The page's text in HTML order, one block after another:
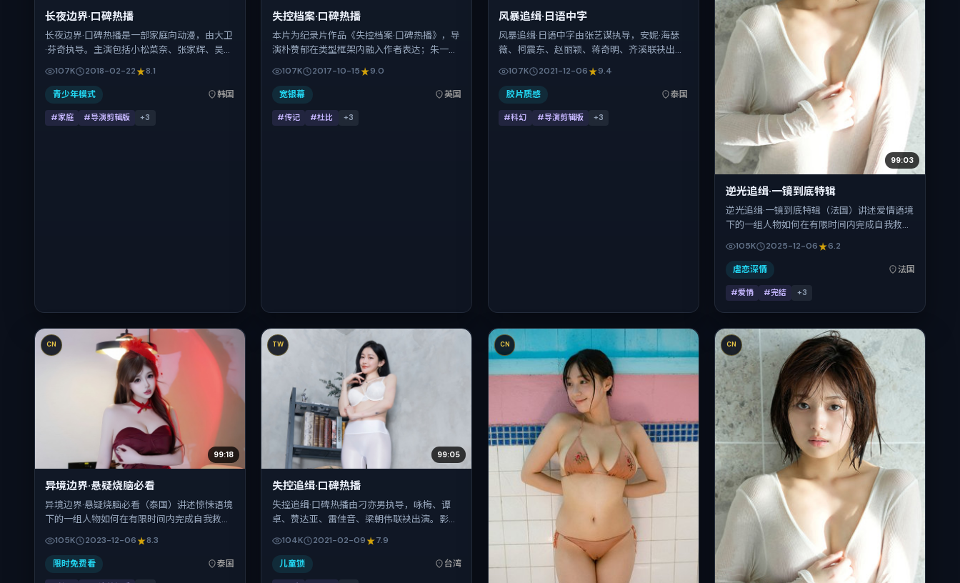
长夜边界·口碑热播
长夜边界·口碑热播是一部家庭向动漫，由大卫
·芬奇执导。主演包括小松菜奈、张家辉、吴
2018年春节档前后与观众见面，首映日期
2018-02-22，正片时长96分钟。
107K 2018-02-22 8.1
青少年模式 韩国
#家庭 #导演剪辑版 +3
失控档案·口碑热播
本片为纪录片作品《失控档案·口碑热播》，导
演朴赞郁在类型框架内融入作者表达；朱一
多重关系线。故事类型为传记，主拍摄地与出
品背景为英国。上映时间 2017年10月15日（公
张弛有度。
107K 2017-10-15 9.0
宽银幕 英国
#传记 #杜比 +3
风暴追缉·日语中字
风暴追缉·日语中字由张艺谋执导，安妮·海瑟
薇、柯震东、赵丽颖、蒋奇明、齐溪联袂出
国，借当代中国的现实肌理推进人物抉择与反
转。2021年12月6日于泰国首映（贺岁档前
演的观众。
107K 2021-12-06 9.4
胶片质感 泰国
#科幻 #导演剪辑版 +3
99:03
逆光追缉·一镜到底特辑
逆光追缉·一镜到底特辑（法国）讲述爱情语境
下的一组人物如何在有限时间内完成自我救
菜奈、胡歌、齐溪的表演层次丰富。影片定于
2025-12-06 起陆续登陆院线与网络平台，贺
105K 2025-12-06 6.2
虐恋深情 法国
#爱情 #完结 +3
CN
99:18
异境边界·悬疑烧脑必看
异境边界·悬疑烧脑必看（泰国）讲述惊悚语境
下的一组人物如何在有限时间内完成自我救
尤、汤唯、张子枫、长泽雅美的表演层次丰
富。影片定于 2023-12-06 起陆续登陆院线与
105K 2023-12-06 8.3
限时免费看 泰国
TW
99:05
失控追缉·口碑热播
失控追缉·口碑热播由刁亦男执导，咏梅、谭
卓、赞达亚、雷佳音、梁朝伟联袂出演。影片
借华语社会的人情与规则推进人物抉择与反
转。2021年2月9日于中国台湾首映（春节档
104K 2021-02-09 7.9
儿童锁 台湾
CN CN